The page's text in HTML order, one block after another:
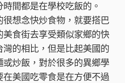
間都是在學校吃飯的。
想念快炒食物，就要搭巴
食街去享受類似家鄉的快
的相比，但是比起美國的
炒飯，對於很多的異鄉學
美國吃零食是在方便不過